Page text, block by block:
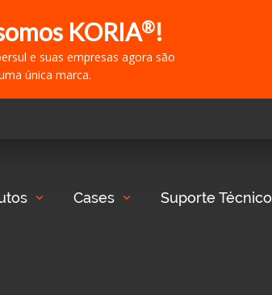
KORIA®!
e suas empresas agora são
única marca.
Cases Suporte Técnico